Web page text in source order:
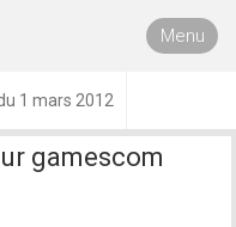
Menu
1 mars 2012
gamescom